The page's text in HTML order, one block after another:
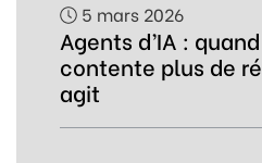
5 mars 2026
Agents d’IA :
contente plus de
agit